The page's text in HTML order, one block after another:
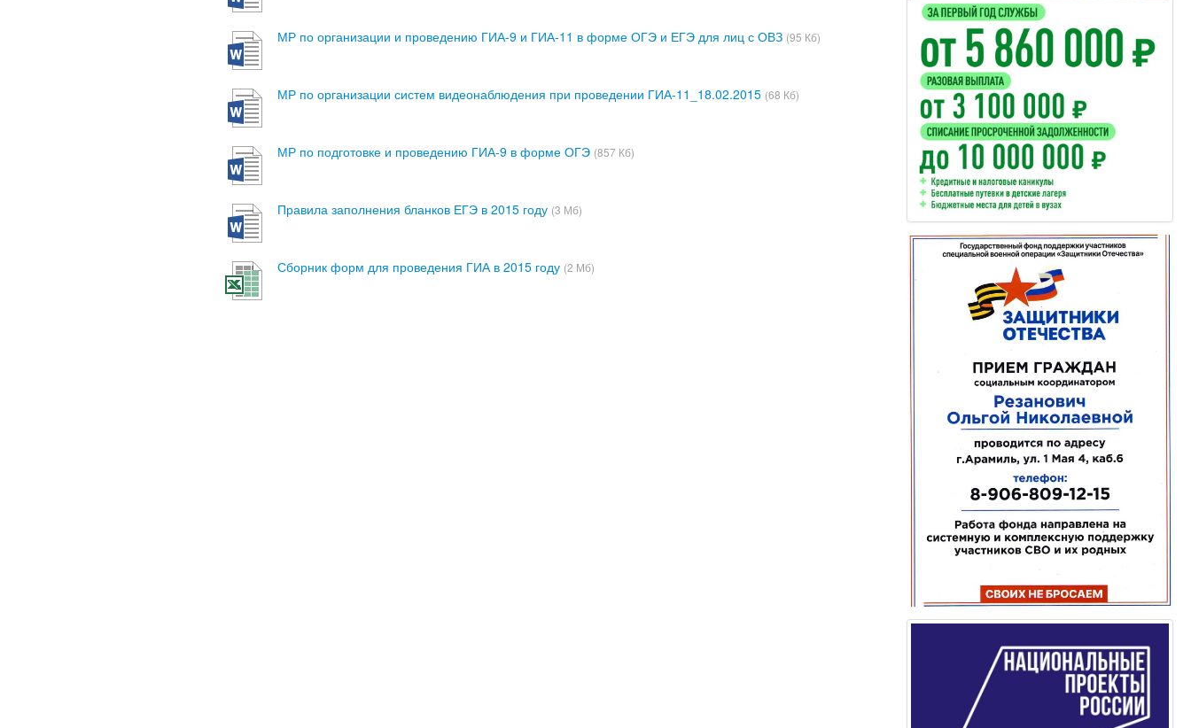
МР по организации и проведению ГИА-9 и ГИА-11 в форме ОГЭ и ЕГЭ для лиц с ОВЗ (95 Кб)
МР по организации систем видеонаблюдения при проведении ГИА-11_18.02.2015 (68 Кб)
МР по подготовке и проведению ГИА-9 в форме ОГЭ (857 Кб)
Правила заполнения бланков ЕГЭ в 2015 году (3 Мб)
Сборник форм для проведения ГИА в 2015 году (2 Мб)